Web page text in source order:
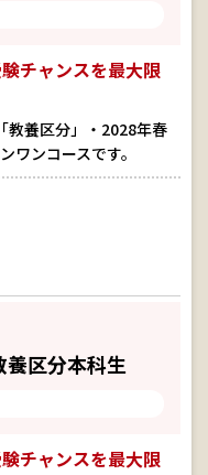
チャンスを最大限
教養区分」・2028年春
ワンコースです。
区分本科生
チャンスを最大限